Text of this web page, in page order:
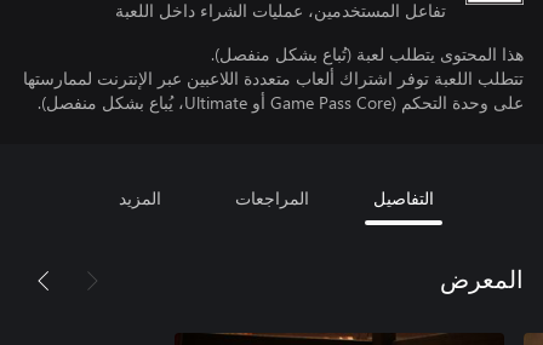
تفاعل المستخدمين، عمليات الشراء داخل اللعبة
هذا المحتوى يتطلب لعبة (تُباع بشكل منفصل).
تتطلب اللعبة توفر اشتراك ألعاب متعددة اللاعبين عبر الإنترنت لممارستها
على وحدة التحكم (Game Pass Core أو Ultimate، يُباع بشكل منفصل).
التفاصيل المراجعات المزيد
المعرض